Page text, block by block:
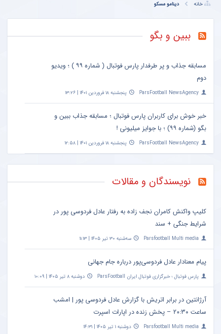
الان
وقتشه |
فقط با
تومان!!!
دندان
پزشکی
با پک
سفید
خانگی
سریع و
؟ اینجا
بدون
خانه دینامو مسکو
ببین و بگو
مسابقه جذاب و پر طرفدار پارس فوتبال ( شماره ۹۹ ) ؛ ویدیو
دوم
ParsFootball NewsAgency پنجشنبه ۱۸ فروردین ۱۴۰۱ | ۱۳:۲۶
خبر خوش برای کاربران پارس فوتبال ؛ مسابقه جذاب ببین و
بگو (شماره ۹۹) ؛ با جوایز میلیونی !
ParsFootball NewsAgency پنجشنبه ۱۸ فروردین ۱۴۰۱ | ۱۲:۵۸
نویسندگان و مقالات
کلیپ واکنش کامران نجف زاده به رفتار عادل فردوسی پور در
شرایط جنگی + سند
Parsfootball Multi media سه‌شنبه ۳۰ تیر ۱۴۰۵ | ۱۱:۱۳
پیام معنادار عادل فردوسی‌پور درباره جام جهانی
پارس فوتبال ؛ خبرگزاری فوتبال ایران ParsFootball دوشنبه ۸ تیر ۱۴۰۵ | ۱۰:۰۹
آرژانتین در برابر اتریش با گزارش عادل فردوسی پور | امشب
ساعت ۲۰:۳۰ – پخش زنده در اپارات اسپرت
Parsfootball Multi media دوشنبه ۱ تیر ۱۴۰۵ | ۱۴:۳۱